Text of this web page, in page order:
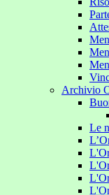
Archivio
Le